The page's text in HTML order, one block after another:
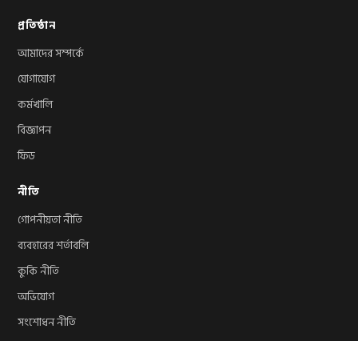
প্রতিষ্ঠান
আমাদের সম্পর্কে
যোগাযোগ
কর্মখালি
বিজ্ঞাপন
ফিড
নীতি
গোপনীয়তা নীতি
ব্যবহারের শর্তাবলি
কুকি নীতি
অভিযোগ
সংশোধন নীতি